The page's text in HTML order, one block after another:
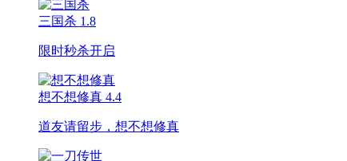
三国杀 1.8
限时秒杀开启
想不想修真 4.4
道友请留步，想不想修真